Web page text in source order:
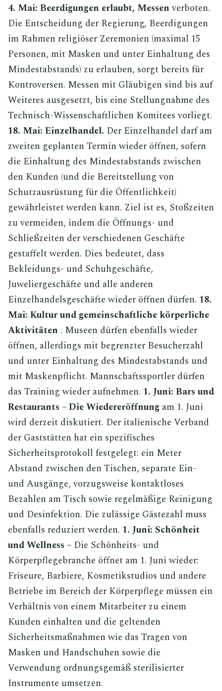
4. Mai: Beerdigungen erlaubt, Messenverboten.
Die Entscheidung der Regierung, Beerdigungen
im Rahmen religiöser Zeremonien (maximal 15
Personen, mit Masken und unter Einhaltung des
Mindestabstands) zu erlauben, sorgt bereits für
Kontroversen. Messen mit Gläubigen sind bis auf
Weiteres ausgesetzt, bis eine Stellungnahme des
Technisch-Wissenschaftlichen Komitees vorliegt.
18. Mai: Einzelhandel. Der Einzelhandel darf am
zweiten geplanten Termin wieder öffnen, sofern
die Einhaltung des Mindestabstands zwischen
den Kunden (und die Bereitstellung von
Schutzausrüstung für die Öffentlichkeit)
gewährleistet werden kann. Ziel ist es, Stoßzeiten
zu vermeiden, indem die Öffnungs- und
Schließzeiten der verschiedenen Geschäfte
gestaffelt werden. Dies bedeutet, dass
Bekleidungs- und Schuhgeschäfte,
Juweliergeschäfte und alle anderen
Einzelhandelsgeschäfte wieder öffnen dürfen. 18.
Mai: Kultur und gemeinschaftliche körperliche
Aktivitäten . Museen dürfen ebenfalls wieder
öffnen, allerdings mit begrenzter Besucherzahl
und unter Einhaltung des Mindestabstands und
mit Maskenpflicht. Mannschaftssportler dürfen
das Training wieder aufnehmen. 1. Juni: Bars und
Restaurants – Die Wiedereröffnung am 1. Juni
wird derzeit diskutiert. Der italienische Verband
der Gaststätten hat ein spezifisches
Sicherheitsprotokoll festgelegt: ein Meter
Abstand zwischen den Tischen, separate Ein-
und Ausgänge, vorzugsweise kontaktloses
Bezahlen am Tisch sowie regelmäßige Reinigung
und Desinfektion. Die zulässige Gästezahl muss
ebenfalls reduziert werden. 1. Juni: Schönheit
und Wellness – Die Schönheits- und
Körperpflegebranche öffnet am 1. Juni wieder:
Friseure, Barbiere, Kosmetikstudios und andere
Betriebe im Bereich der Körperpflege müssen ein
Verhältnis von einem Mitarbeiter zu einem
Kunden einhalten und die geltenden
Sicherheitsmaßnahmen wie das Tragen von
Masken und Handschuhen sowie die
Verwendung ordnungsgemäß sterilisierter
Instrumente umsetzen.